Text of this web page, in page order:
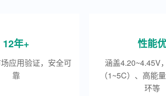
12年+
应用验证，安全可
靠
性能
涵盖4.20~4.45V
（1~5C）、高能
环等